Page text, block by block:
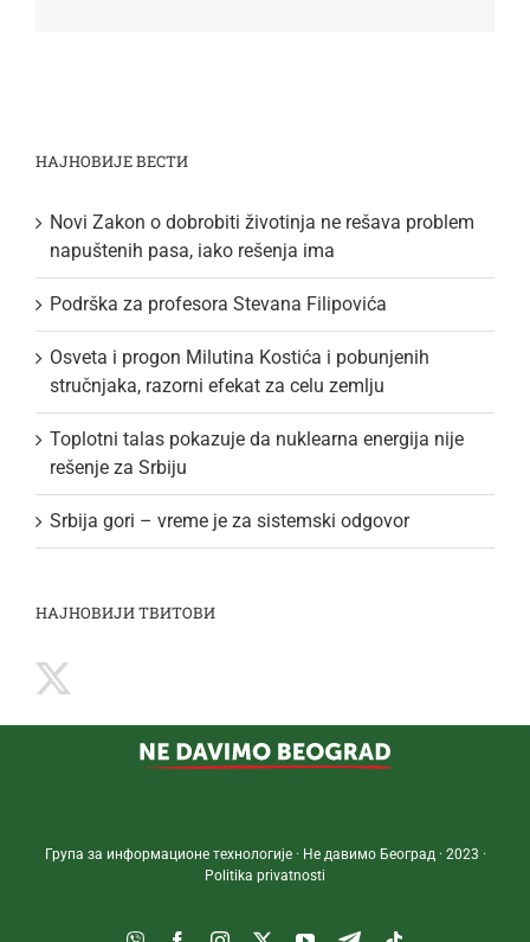
НАЈНОВИЈЕ ВЕСТИ
Novi Zakon o dobrobiti životinja ne rešava problem
napuštenih pasa, iako rešenja ima
Podrška za profesora Stevana Filipovića
Osveta i progon Milutina Kostića i pobunjenih
stručnjaka, razorni efekat za celu zemlju
Toplotni talas pokazuje da nuklearna energija nije
rešenje za Srbiju
Srbija gori – vreme je za sistemski odgovor
НАЈНОВИЈИ ТВИТОВИ
Група за информационе технологије · Не давимо Београд · 2023 ·
Politika privatnosti